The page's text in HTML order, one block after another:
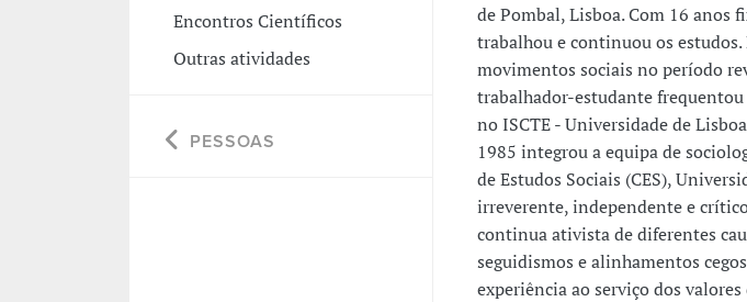
Encontros Científicos
Outras atividades
PESSOAS
de Pombal, Lisboa. Com 16 anos
trabalhou e continuou os
movimentos sociais no período
trabalhador-estudante
no ISCTE - Universidade de
1985 integrou a equipa de
de Estudos Sociais (CES),
irreverente, independente e
continua ativista de diferentes
seguidismos e alinhamentos
experiência ao serviço dos